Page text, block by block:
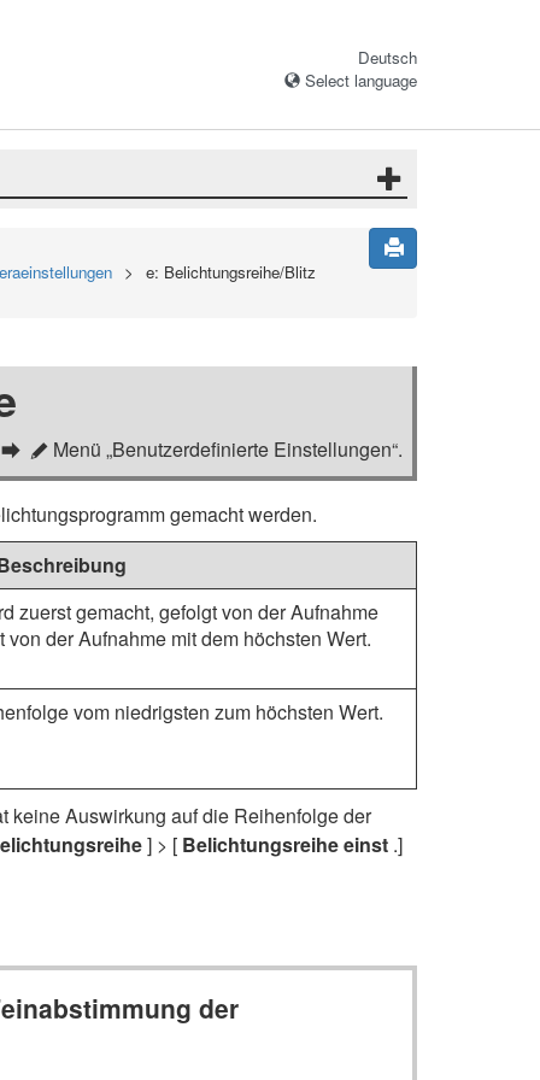
Deutsch
Select language
e: Belichtungsreihe/Blitz
A Menü „Benutzerdefinierte Einstellungen“.
gemacht werden.
zuerst gemacht, gefolgt von der Aufnahme
der Aufnahme mit dem höchsten Wert.
vom niedrigsten zum höchsten Wert.
keine Auswirkung auf die Reihenfolge der
] > [ Belichtungsreihe einst .]
der